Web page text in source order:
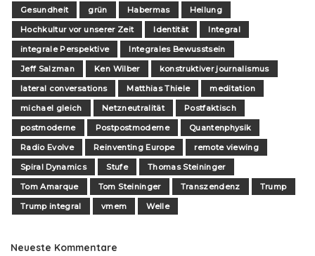
Gesundheit
grün Habermas
Heilung
Hochkultur vor unserer Zeit
Identität
Integral
integrale Perspektive
Integrales Bewusstsein
Jeff Salzman
Ken Wilber
konstruktiver journalismus
lateral conversations
Matthias Thiele
meditation
michael gleich
Netzneutralität
Postfaktisch
postmoderne
Postpostmoderne
Quantenphysik
Radio Evolve
Reinventing Europe
remote viewing
Spiral Dynamics
Stufe
Thomas Steininger
Tom Amarque
Tom Steininger Transzendenz
Trump
Trump integral
vmem Welle
Neueste Kommentare